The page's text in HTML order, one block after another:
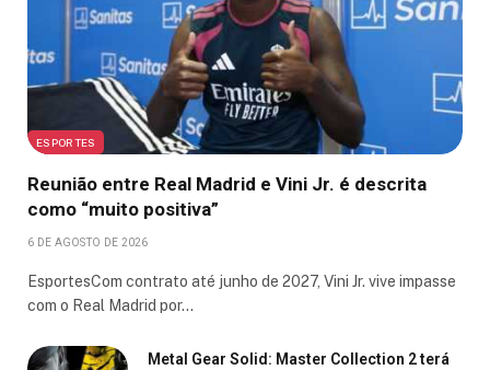
ESPORTES
Reunião entre Real Madrid e Vini Jr. é descrita
como “muito positiva”
6 DE AGOSTO DE 2026
EsportesCom contrato até junho de 2027, Vini Jr. vive impasse
com o Real Madrid por…
Metal Gear Solid: Master Collection 2 terá